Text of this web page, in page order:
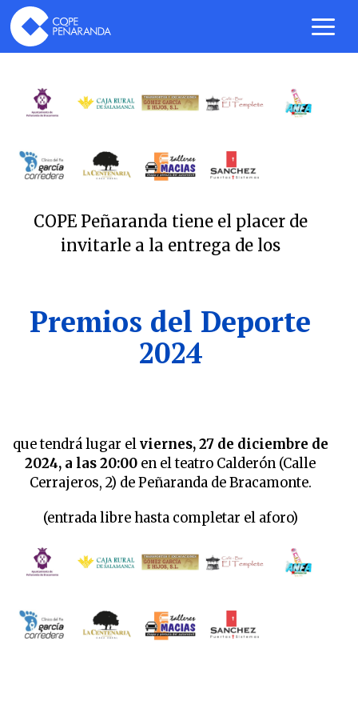
COPE Peñaranda tiene el placer de
invitarle a la entrega de los
Premios del Deporte
2024
que tendrá lugar elviernes, 27 de diciembre de
2024, a las 20:00 en el teatro Calderón (Calle
Cerrajeros, 2) de Peñaranda de Bracamonte.
(entrada libre hasta completar el aforo)